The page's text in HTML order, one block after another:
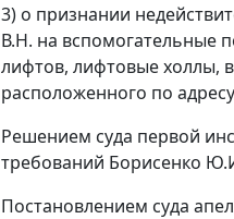
3) о признании
В.Н. на вспомогательные
лифтов, лифтовые холлы,
расположенного по
Решением суда первой
требований Борисенко
Постановлением суда